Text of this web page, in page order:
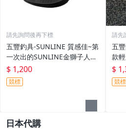
請先詢問後再下標
五豐釣具-SUNLINE 質感佳~第
一次出的SUNLINE金獅子人字
夾腳拖鞋SUS-401特價1200元
$ 1,200
競標
請先
五
款
希
$
競標
日本代購